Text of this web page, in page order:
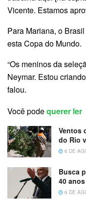
Vicente. Estamos
Para Mariana, o
esta Copa do Mundo.
“Os meninos da
Neymar. Estou
falou.
Você podequerer ler
Ventos
do Rio
6 DE
Busca
40
6 DE